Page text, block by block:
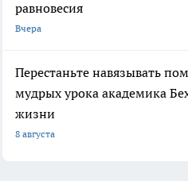
равновесия
Вчера
Перестаньте навязывать
мудрых урока академика
жизни
8 августа